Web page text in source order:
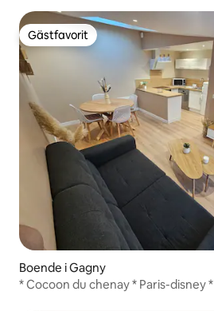
Gästfavorit
Gästfavorit
Boende i Gagny
* Cocoon du chenay * Paris-disney *